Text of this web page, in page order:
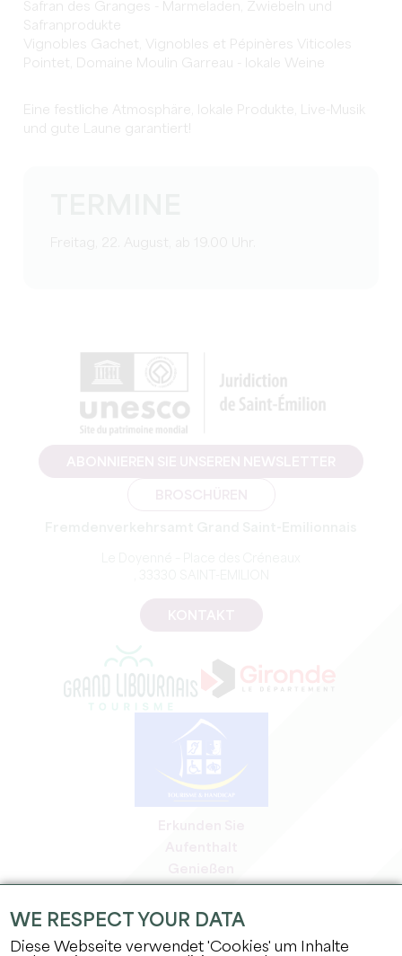
Safran des Granges - Marmeladen, Zwiebeln und
Safranprodukte
Vignobles Gachet, Vignobles et Pépinères Viticoles
Pointet, Domaine Moulin Garreau - lokale Weine
Eine festliche Atmosphäre, lokale Produkte, Live-Musik
und gute Laune garantiert!
Profi-Bereich
WE RESPECT YOUR DATA
Diese Webseite verwendet 'Cookies' um Inhalte